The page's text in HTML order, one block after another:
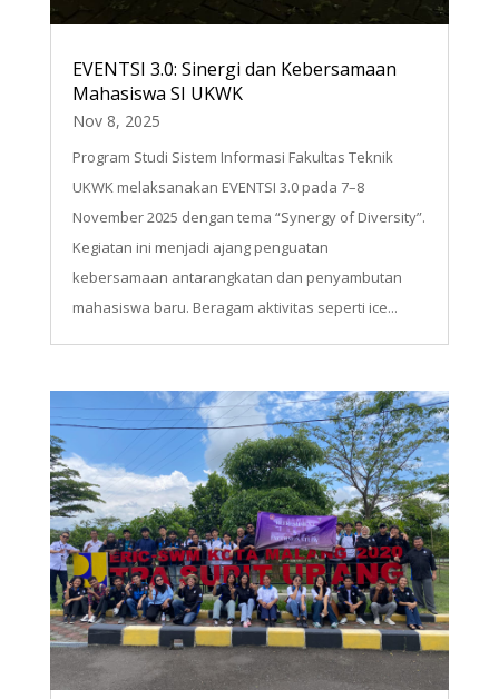
EVENTSI 3.0: Sinergi dan Kebersamaan
Mahasiswa SI UKWK
Nov 8, 2025
Program Studi Sistem Informasi Fakultas Teknik
UKWK melaksanakan EVENTSI 3.0 pada 7–8
November 2025 dengan tema “Synergy of Diversity”.
Kegiatan ini menjadi ajang penguatan
kebersamaan antarangkatan dan penyambutan
mahasiswa baru. Beragam aktivitas seperti ice...